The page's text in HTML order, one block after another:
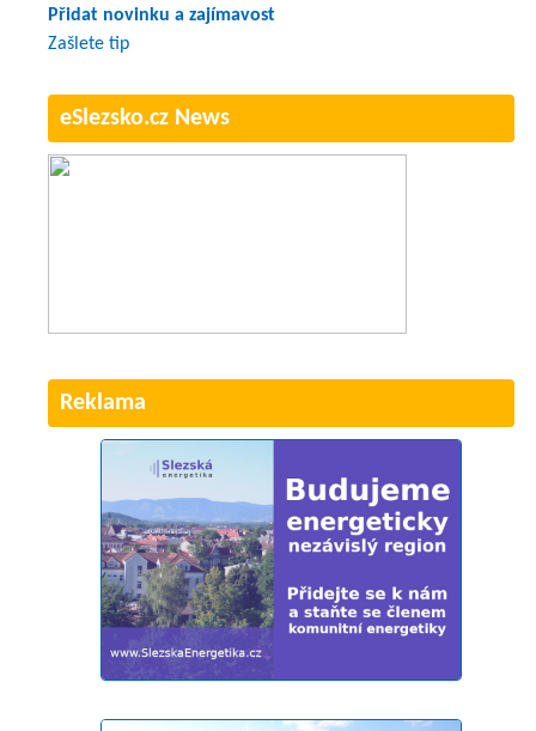
Přidat novinku a zajímavost
Zašlete tip
eSlezsko.cz News
Reklama